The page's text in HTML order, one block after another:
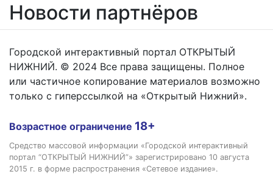
Новости партнёров
Городской интерактивный портал ОТКРЫТЫЙ
НИЖНИЙ. © 2024 Все права защищены. Полное
или частичное копирование материалов возможно
только с гиперссылкой на «Открытый Нижний».
Возрастное ограничение 18+
Средство массовой информации «Городской интерактивный
портал “ОТКРЫТЫЙ НИЖНИЙ”» зарегистрировано 10 августа
2015 г. в форме распространения «Сетевое издание».